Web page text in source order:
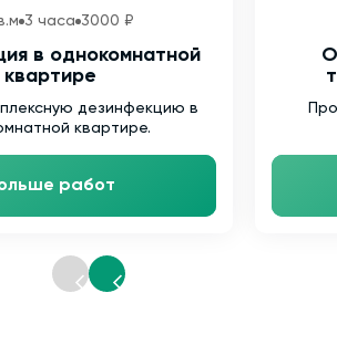
3 часа 3000 ₽
в однокомнатной
квартире
дезинфекцию в
квартире.
работ